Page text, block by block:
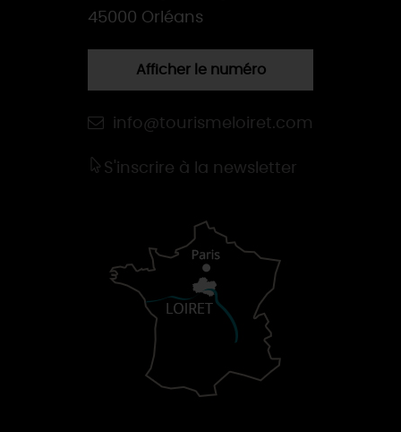
45000 Orléans
Afficher le numéro
info@tourismeloiret.com
S'inscrire à la newsletter